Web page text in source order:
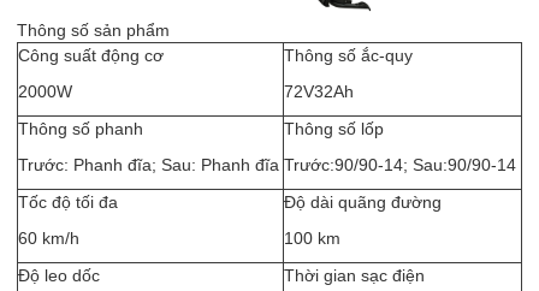
Thông số sản phẩm
Công suất động cơ
2000W
Thông số ắc-quy
72V32Ah
Thông số phanh
Trước: Phanh đĩa; Sau: Phanh đĩa
Thông số lốp
Trước:90/90-14; Sau:90/90-14
Tốc độ tối đa
60 km/h
Độ dài quãng đường
100 km
Độ leo dốc
Thời gian sạc điện